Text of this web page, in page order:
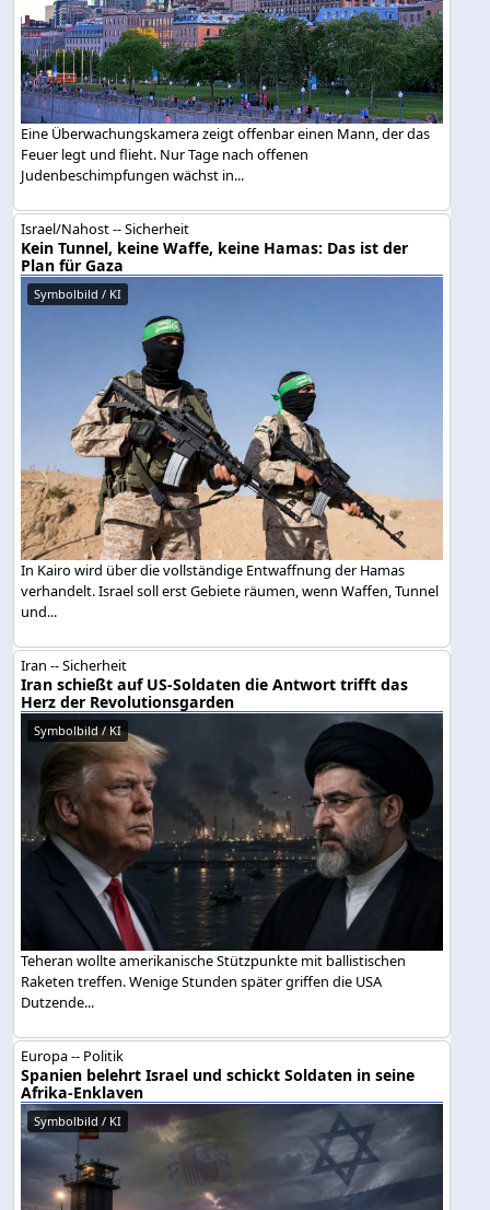
Eine Überwachungskamera zeigt offenbar einen Mann, der das
Feuer legt und flieht. Nur Tage nach offenen
Judenbeschimpfungen wächst in...
Israel/Nahost -- Sicherheit
Kein Tunnel, keine Waffe, keine Hamas: Das ist der
Plan für Gaza
Symbolbild / KI
In Kairo wird über die vollständige Entwaffnung der Hamas
verhandelt. Israel soll erst Gebiete räumen, wenn Waffen, Tunnel
und...
Iran -- Sicherheit
Iran schießt auf US-Soldaten die Antwort trifft das
Herz der Revolutionsgarden
Symbolbild / KI
Teheran wollte amerikanische Stützpunkte mit ballistischen
Raketen treffen. Wenige Stunden später griffen die USA
Dutzende...
Europa -- Politik
Spanien belehrt Israel und schickt Soldaten in seine
Afrika-Enklaven
Symbolbild / KI